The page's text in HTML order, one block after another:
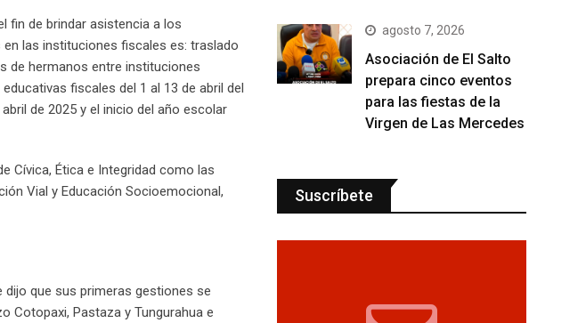
fin de brindar asistencia a los
las instituciones fiscales es: traslado
de hermanos entre instituciones
fiscales del 1 al 13 de abril del
de 2025 y el inicio del año escolar
Cívica, Ética e Integridad como las
Vial y Educación Socioemocional,
dijo que sus primeras gestiones se
Cotopaxi, Pastaza y Tungurahua e
agosto 7, 2026
Asociación de El Salto
prepara cinco eventos
para las fiestas de la
Virgen de Las Mercedes
Suscríbete